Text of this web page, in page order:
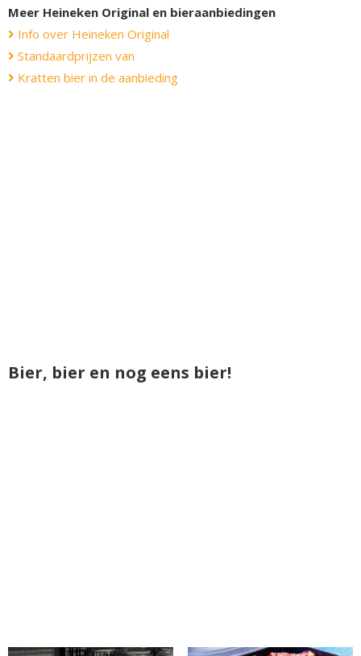
Meer Heineken Original en bieraanbiedingen
Info over Heineken Original
Standaardprijzen van
Kratten bier in de aanbieding
Bier, bier en nog eens bier!